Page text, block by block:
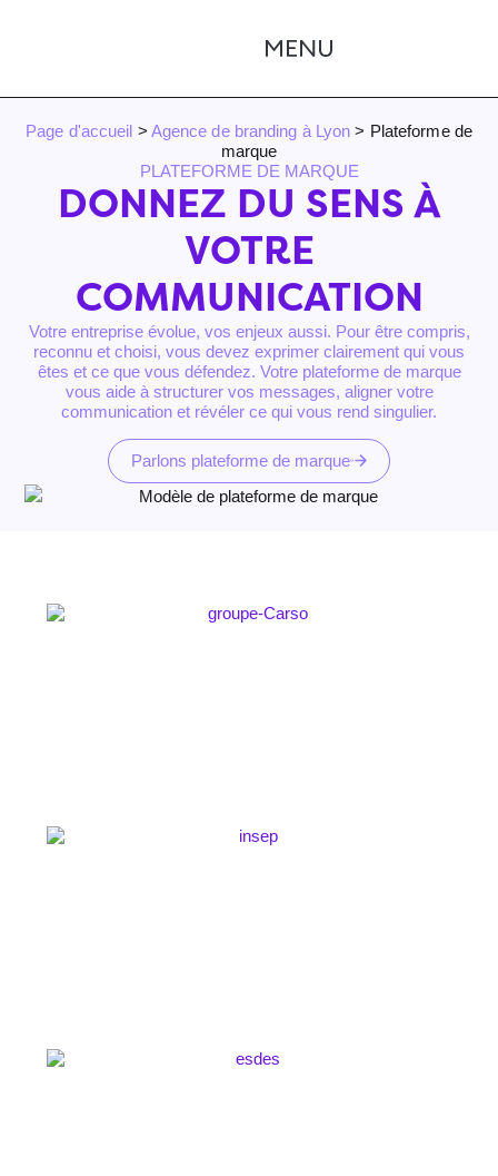
Page d'accueil > Agence de branding à Lyon > Plateforme de
marque
PLATEFORME DE MARQUE
DONNEZ DU SENS À
VOTRE
COMMUNICATION
Votre entreprise évolue, vos enjeux aussi. Pour être compris,
reconnu et choisi, vous devez exprimer clairement qui vous
êtes et ce que vous défendez. Votre plateforme de marque
vous aide à structurer vos messages, aligner votre
communication et révéler ce qui vous rend singulier.
Parlons plateforme de marque